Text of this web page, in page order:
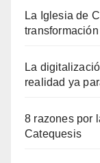
La Iglesia de
La
realidad ya
8 razones por
Catequesis